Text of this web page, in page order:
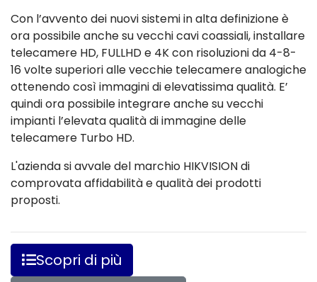
Con l’avvento dei nuovi sistemi in alta definizione è
ora possibile anche su vecchi cavi coassiali, installare
telecamere HD, FULLHD e 4K con risoluzioni da 4-8-
16 volte superiori alle vecchie telecamere analogiche
ottenendo così immagini di elevatissima qualità. E’
quindi ora possibile integrare anche su vecchi
impianti l’elevata qualità di immagine delle
telecamere Turbo HD.
L'azienda si avvale del marchio HIKVISION di
comprovata affidabilità e qualità dei prodotti
proposti.
Scopri di più